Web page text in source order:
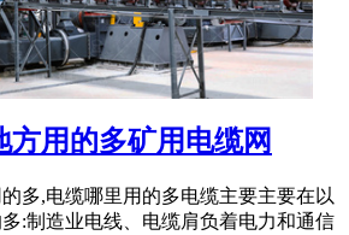
方用的多矿用电缆网
多,电缆哪里用的多电缆主要主要在以
:制造业电线、电缆肩负着电力和通信